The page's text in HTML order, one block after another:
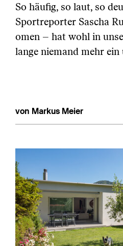
So häufig, so laut, so
Sportreporter Sascha
omen – hat wohl in
lange niemand mehr
von Markus Meier